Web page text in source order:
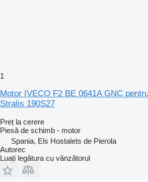
1
Motor IVECO F2 BE 0641A GNC
Stralis 190S27
Preț la cerere
Piesă de schimb - motor
Spania, Els Hostalets de Pierola
Autorec
Luați legătura cu vânzătorul